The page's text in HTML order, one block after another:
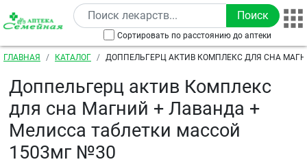
Перейти к основному содержанию
Сортировать по расстоянию до аптеки
Строка навигации
ГЛАВНАЯ КАТАЛОГ
ДОППЕЛЬГЕРЦ АКТИВ КОМПЛЕКС ДЛЯ СНА
Доппельгерц актив Комплекс
для сна Магний + Лаванда +
Мелисса таблетки массой
1503мг №30